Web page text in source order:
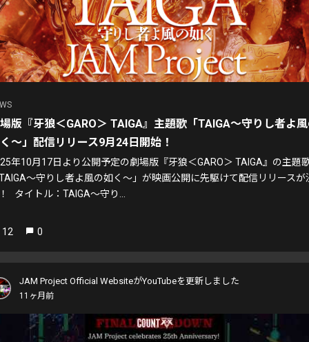
版『牙狼＜GARO＞ TAIGA』主題歌「TAIGA～守りし者よ
～」配信リリース9月24日開始！
年10月17日より公開予定の劇場版『牙狼＜GARO＞ TAIGA』の主題
～守りし者よ風の如く～」が映画公開に先駆けて配信リリースが
タイトル：TAIGA～守り...
12 0
JAM Project Official WebsiteがYouTubeを更新しました
11ヶ月前